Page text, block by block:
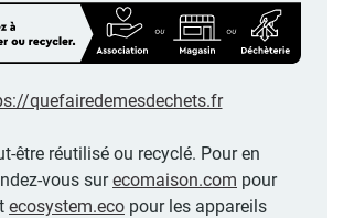
quefairedemesdechets.fr
être réutilisé ou recyclé. Pour en
vous surecomaison.com pour
ecosystem.eco pour les appareils